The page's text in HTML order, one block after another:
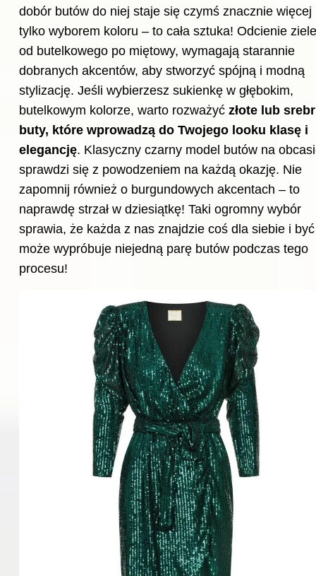
dobór butów do niej staje się czymś znacznie więcej
tylko wyborem koloru – to cała sztuka! Odcienie
od butelkowego po miętowy, wymagają starannie
dobranych akcentów, aby stworzyć spójną i modną
stylizację. Jeśli wybierzesz sukienkę w głębokim,
butelkowym kolorze, warto rozważyć złote lub
buty, które wprowadzą do Twojego looku klasę i
elegancję. Klasyczny czarny model butów na
sprawdzi się z powodzeniem na każdą okazję. Nie
zapomnij również o burgundowych akcentach – to
naprawdę strzał w dziesiątkę! Taki ogromny wybór
sprawia, że każda z nas znajdzie coś dla siebie i być
może wypróbuje niejedną parę butów podczas tego
procesu!